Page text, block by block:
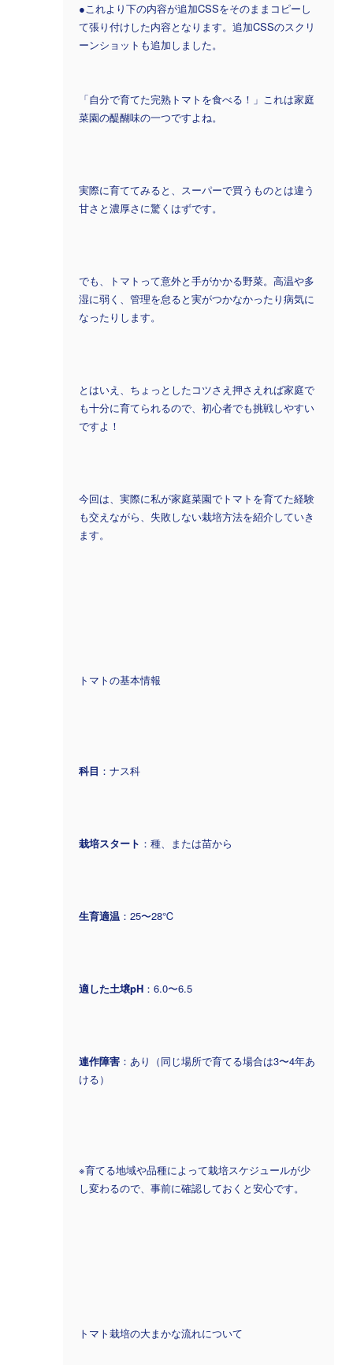
●これより下の内容が追加CSSをそのままコピーし
て張り付けした内容となります。追加CSSのスクリ
ーンショットも追加しました。
「自分で育てた完熟トマトを食べる！」これは家庭
菜園の醍醐味の一つですよね。
実際に育ててみると、スーパーで買うものとは違う
甘さと濃厚さに驚くはずです。
でも、トマトって意外と手がかかる野菜。高温や多
湿に弱く、管理を怠ると実がつかなかったり病気に
なったりします。
とはいえ、ちょっとしたコツさえ押さえれば家庭で
も十分に育てられるので、初心者でも挑戦しやすい
ですよ！
今回は、実際に私が家庭菜園でトマトを育てた経験
も交えながら、失敗しない栽培方法を紹介していき
ます。
トマトの基本情報
科目 ：ナス科
栽培スタート ：種、または苗から
生育適温 ：25〜28℃
適した土壌pH ：6.0〜6.5
連作障害 ：あり（同じ場所で育てる場合は3〜4年あ
ける）
※育てる地域や品種によって栽培スケジュールが少
し変わるので、事前に確認しておくと安心です。
トマト栽培の大まかな流れについて